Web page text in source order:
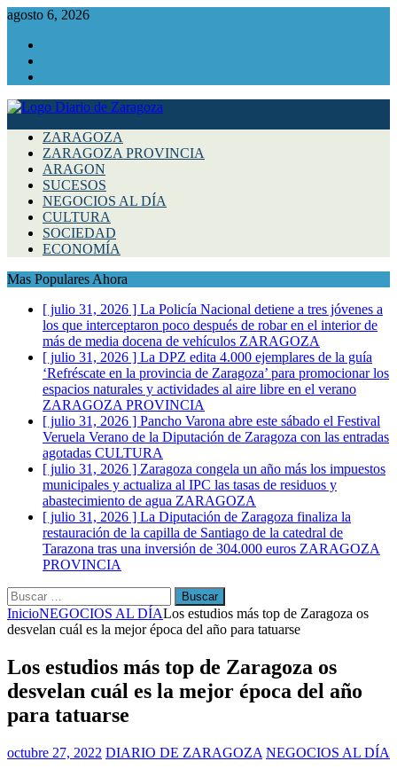
agosto 6, 2026
ZARAGOZA
ZARAGOZA PROVINCIA
ARAGON
SUCESOS
NEGOCIOS AL DÍA
CULTURA
SOCIEDAD
ECONOMÍA
Mas Populares Ahora
[ julio 31, 2026 ] La Policía Nacional detiene a tres jóvenes a
los que interceptaron poco después de robar en el interior de
más de media docena de vehículos ZARAGOZA
[ julio 31, 2026 ] La DPZ edita 4.000 ejemplares de la guía
‘Refréscate en la provincia de Zaragoza’ para promocionar los
espacios naturales y actividades al aire libre en el verano
ZARAGOZA PROVINCIA
[ julio 31, 2026 ] Pancho Varona abre este sábado el Festival
Veruela Verano de la Diputación de Zaragoza con las entradas
agotadas CULTURA
[ julio 31, 2026 ] Zaragoza congela un año más los impuestos
municipales y actualiza al IPC las tasas de residuos y
abastecimiento de agua ZARAGOZA
[ julio 31, 2026 ] La Diputación de Zaragoza finaliza la
restauración de la capilla de Santiago de la catedral de
Tarazona tras una inversión de 304.000 euros ZARAGOZA
PROVINCIA
Buscar:
InicioNEGOCIOS AL DÍALos estudios más top de Zaragoza os
desvelan cuál es la mejor época del año para tatuarse
Los estudios más top de Zaragoza os
desvelan cuál es la mejor época del año
para tatuarse
octubre 27, 2022 DIARIO DE ZARAGOZA NEGOCIOS AL DÍA